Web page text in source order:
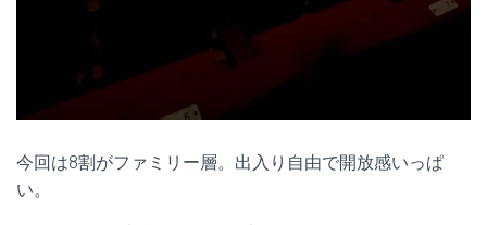
今回は8割がファミリー層。出入り自由で開放感いっぱ
い。